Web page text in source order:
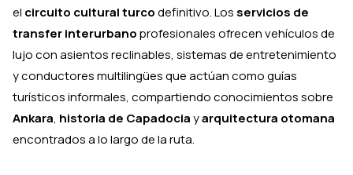
el circuito cultural turcodefinitivo. Los servicios de
transfer interurbanoprofesionales ofrecen vehículos de
lujo con asientos reclinables, sistemas de entretenimiento
y conductores multilingües que actúan como guías
turísticos informales, compartiendo conocimientos sobre
Ankara, historia de Capadociayarquitectura otomana
encontrados a lo largo de la ruta.